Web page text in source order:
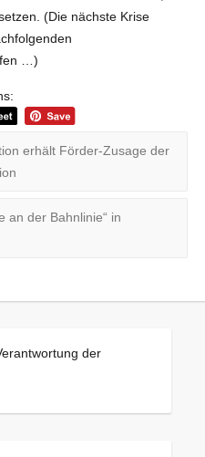
(Die nächste Krise
…)
erhält Förder-Zusage der
an der Bahnlinie“ in
der